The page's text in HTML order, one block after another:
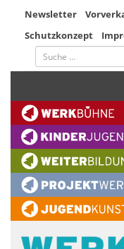
Newsletter
Schutzkonzept